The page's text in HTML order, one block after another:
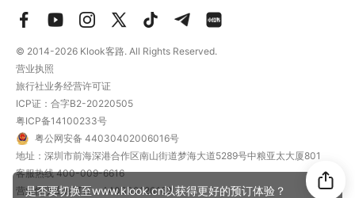
是否要切换至www.klook.cn以获得更好的预订体验？
© 2014-2026 Klook客路. All Rights Reserved.
营业执照
旅行社业务经营许可证
ICP证：合字B2-20220505
粤ICP备14100233号
粤公网安备 44030402006016号
地址：深圳市前海深港合作区南山街道梦海大道5289号中粮亚太大厦801
客服热线 400-009-6616
营业性演出许可证：440300120162